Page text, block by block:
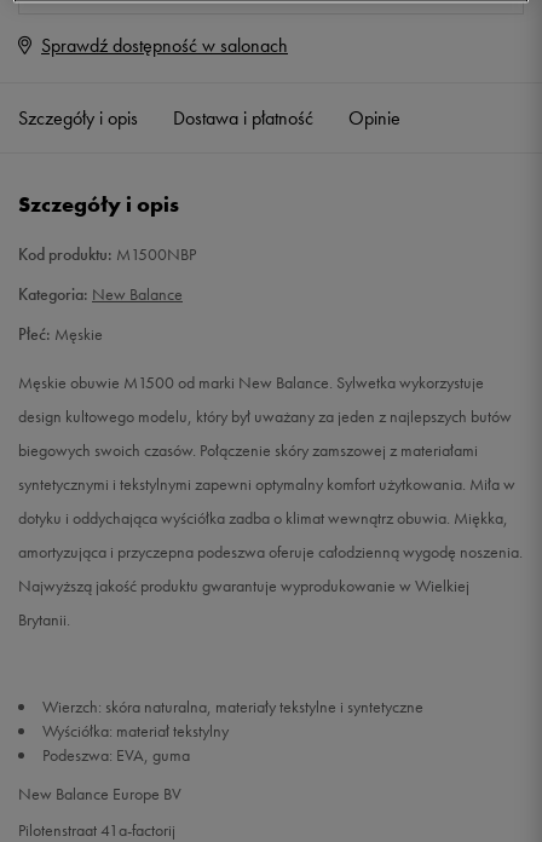
Rozmiary EU
41,5
43 27,5 cm
44,5 28,5 cm Powiadom o dostępności
45 29 cm Powiadom o dostępności
Sprawdź dostępność w salonach
Szczegóły i opis Dostawa i płatność Opinie
Szczegóły i opis
Kod produktu: M1500NBP
Kategoria: New Balance
Płeć: Męskie
Męskie obuwie M1500 od marki New Balance. Sylwetka wykorzystuje
design kultowego modelu, który był uważany za jeden z najlepszych butów
biegowych swoich czasów. Połączenie skóry zamszowej z materiałami
syntetycznymi i tekstylnymi zapewni optymalny komfort użytkowania. Miła w
dotyku i oddychająca wyściółka zadba o klimat wewnątrz obuwia. Miękka,
amortyzująca i przyczepna podeszwa oferuje całodzienną wygodę noszenia.
Najwyższą jakość produktu gwarantuje wyprodukowanie w Wielkiej
Brytanii.
Wierzch: skóra naturalna, materiały tekstylne i syntetyczne
Wyściółka: materiał tekstylny
Podeszwa: EVA, guma
New Balance Europe BV
Pilotenstraat 41a-factorij